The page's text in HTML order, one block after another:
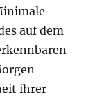
auf dem
ihrer